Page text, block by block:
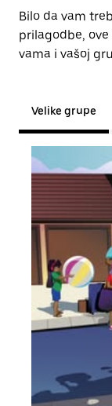
Bilo da vam
prilagodbe,
vama i vašoj
Velike grupe